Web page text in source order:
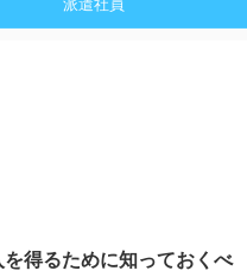
得るために知っておくべ